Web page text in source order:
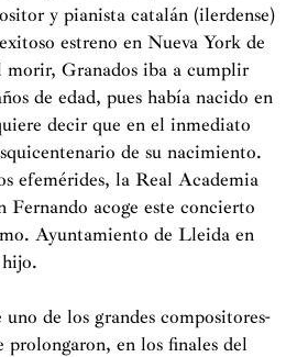
y pianista catalán (ilerdense)
estreno en Nueva York de
Granados iba a cumplir
de edad, pues había nacido en
decir que en el inmediato
de su nacimiento.
efemérides, la Real Academia
Fernando acoge este concierto
Ayuntamiento de Lleida en
de los grandes compositores-
prolongaron, en los finales del